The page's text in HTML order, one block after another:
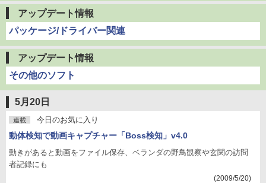
アップデート情報
パッケージ/ドライバー関連
アップデート情報
その他のソフト
5月20日
連載 今日のお気に入り
動体検知で動画キャプチャー「Boss検知」v4.0
動きがあると動画をファイル保存、ベランダの野鳥観察や玄関の訪問
者記録にも
(2009/5/20)